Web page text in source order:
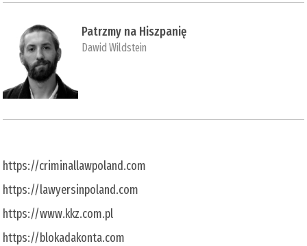
Patrzmy na Hiszpanię
Dawid Wildstein
https://criminallawpoland.com
https://lawyersinpoland.com
https://www.kkz.com.pl
https://blokadakonta.com